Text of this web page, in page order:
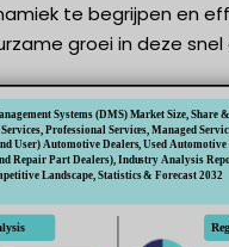
te begrijpen en
groei in deze